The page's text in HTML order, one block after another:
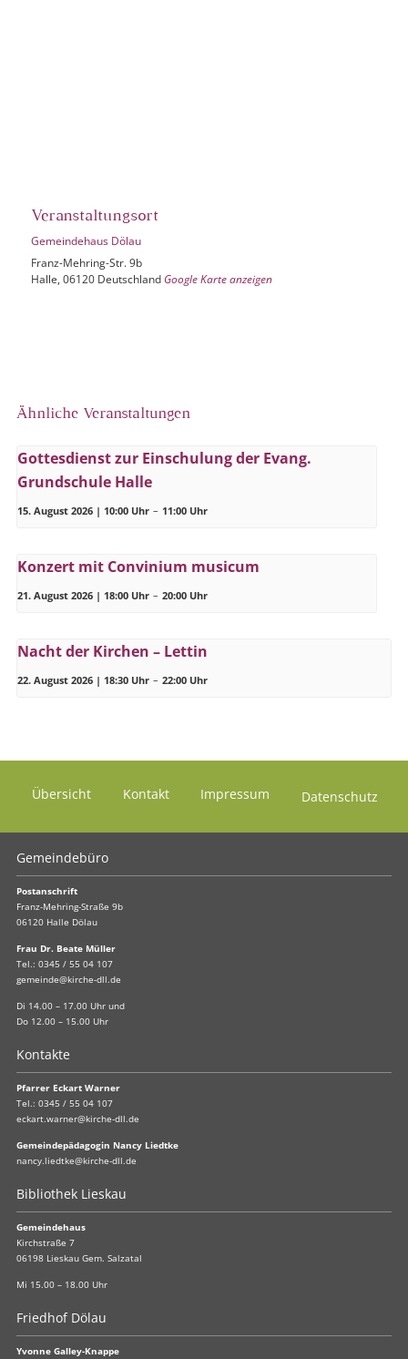
Veranstaltungsort
Gemeindehaus Dölau
Franz-Mehring-Str. 9b
Halle, 06120 Deutschland Google Karte anzeigen
Ähnliche Veranstaltungen
Gottesdienst zur Einschulung der Evang.
Grundschule Halle
15. August 2026 | 10:00 Uhr – 11:00 Uhr
Konzert mit Convinium musicum
21. August 2026 | 18:00 Uhr – 20:00 Uhr
Nacht der Kirchen – Lettin
22. August 2026 | 18:30 Uhr – 22:00 Uhr
Übersicht Kontakt Impressum Datenschutz
Gemeindebüro
Postanschrift
Franz-Mehring-Straße 9b
06120 Halle Dölau
Frau Dr. Beate Müller
Tel.: 0345 / 55 04 107
gemeinde@kirche-dll.de
Di 14.00 – 17.00 Uhr und
Do 12.00 – 15.00 Uhr
Kontakte
Pfarrer Eckart Warner
Tel.: 0345 / 55 04 107
eckart.warner@kirche-dll.de
Gemeindepädagogin Nancy Liedtke
nancy.liedtke@kirche-dll.de
Bibliothek Lieskau
Gemeindehaus
Kirchstraße 7
06198 Lieskau Gem. Salzatal
Mi 15.00 – 18.00 Uhr
Friedhof Dölau
Yvonne Galley-Knappe